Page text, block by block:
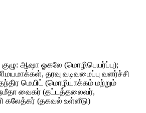
குழு: ஆஷா ஓகலே (மொழிபெயர்ப்பு);
தரவு வடிவமைப்பு வளர்ச்சி
மெயிட் (மொழியாக்கம் மற்றும்
நமீதா வைகர் (தட்டத்தலைவர்,
கலேத்கர் (தகவல் உள்ளீடு)